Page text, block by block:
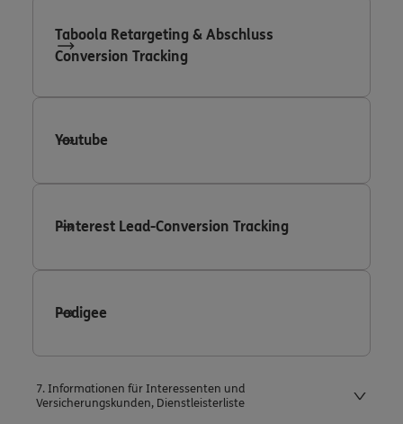
Taboola Retargeting & Abschluss
Conversion Tracking
Youtube
Pinterest Lead-Conversion Tracking
Podigee
7. Informationen für Interessenten und
Versicherungskunden, Dienstleisterliste